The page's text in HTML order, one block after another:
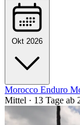
Okt 2026
Morocco Enduro
Mittel · 13 Tage ab